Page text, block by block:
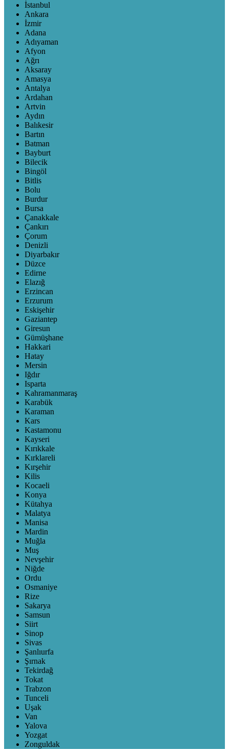
İstanbul
Ankara
İzmir
Adana
Adıyaman
Afyon
Ağrı
Aksaray
Amasya
Antalya
Ardahan
Artvin
Aydın
Balıkesir
Bartın
Batman
Bayburt
Bilecik
Bingöl
Bitlis
Bolu
Burdur
Bursa
Çanakkale
Çankırı
Çorum
Denizli
Diyarbakır
Düzce
Edirne
Elazığ
Erzincan
Erzurum
Eskişehir
Gaziantep
Giresun
Gümüşhane
Hakkari
Hatay
Mersin
Iğdır
Isparta
Kahramanmaraş
Karabük
Karaman
Kars
Kastamonu
Kayseri
Kırıkkale
Kırklareli
Kırşehir
Kilis
Kocaeli
Konya
Kütahya
Malatya
Manisa
Mardin
Muğla
Muş
Nevşehir
Niğde
Ordu
Osmaniye
Rize
Sakarya
Samsun
Siirt
Sinop
Sivas
Şanlıurfa
Şırnak
Tekirdağ
Tokat
Trabzon
Tunceli
Uşak
Van
Yalova
Yozgat
Zonguldak